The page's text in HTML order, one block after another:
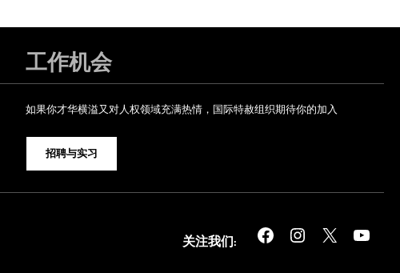
工作机会
如果你才华横溢又对人权领域充满热情，国际特赦组织期待你的加入
招聘与实习
关注我们: Facebook Instagram X YouTube